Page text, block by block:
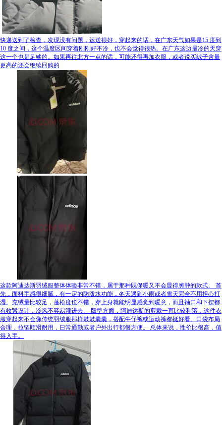
快递送到了检查，发现没有问题，运送很好，穿起来的话，在广东天气如果是15 度到
10 度之间，这个温度区间穿着刚刚好不冷，也不会觉得很热。在广东这边最冷的天穿
这一个也是足够的。如果再往北方一点的话，可能还得再加衣服，或者说买绒子含量
更高的还会继续回购的
这款阿迪达斯羽绒服整体体验非常不错，属于那种既保暖又不会显得臃肿的款式。 首
先，面料手感很细腻，有一定的防泼水功能，冬天遇到小雨或者雪天完全不用担心打
湿。充绒量比较足，蓬松度也不错，穿上身就能明显感觉到暖意，而且袖口和下摆都
有收紧设计，冷风不容易灌进去。 版型方面，阿迪达斯的剪裁一直比较利落，这件衣
服穿起来不会像传统羽绒服那样鼓鼓囊囊，搭配牛仔裤或运动裤都挺好看。口袋布局
合理，拉链顺滑耐用，日常通勤或者户外出行都很方便。 总体来说，性价比很高，值
得入手。